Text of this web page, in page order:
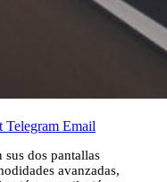
Telegram Email
dos pantallas
avanzadas,